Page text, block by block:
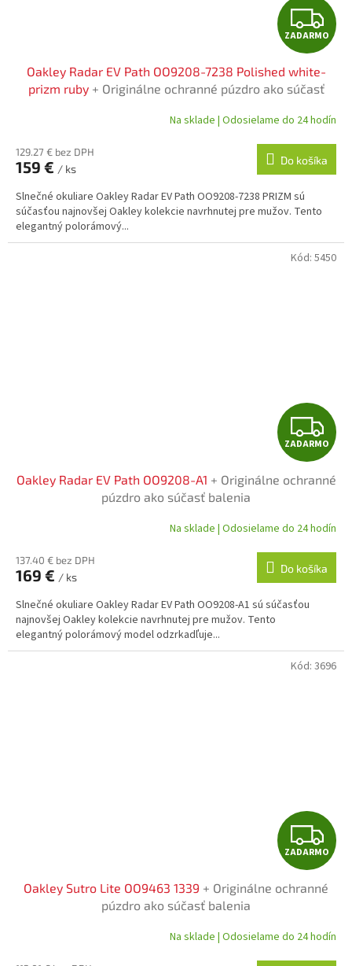
Z
A
D
A
R
M
ZADARMO
Oakley Radar EV Path OO9208-7238 Polished white-
prizm ruby + Originálne ochranné púzdro ako súčasť
Na sklade | Odosielame do 24 hodín
129.27 € bez DPH
159 € / ks
Do košíka
Slnečné okuliare Oakley Radar EV Path OO9208-7238 PRIZM sú
súčasťou najnovšej Oakley kolekcie navrhnutej pre mužov. Tento
elegantný polorámový...
Z
A
D
A
R
M
ZADARMO
Oakley Radar EV Path OO9208-A1 + Originálne ochranné
púzdro ako súčasť balenia
Na sklade | Odosielame do 24 hodín
137.40 € bez DPH
169 € / ks
Do košíka
Slnečné okuliare Oakley Radar EV Path OO9208-A1 sú súčasťou
najnovšej Oakley kolekcie navrhnutej pre mužov. Tento
elegantný polorámový model odzrkadľuje...
Kód: 5450
Z
A
D
A
ZADARMO
Oakley Sutro Lite OO9463 1339 + Originálne ochranné
púzdro ako súčasť balenia
Na sklade | Odosielame do 24 hodín
Kód: 3696